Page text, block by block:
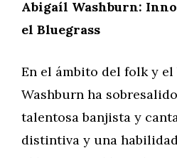
Abigaíl Washburn:
el Bluegrass
En el ámbito del folk y
Washburn ha
talentosa banjista y
distintiva y una